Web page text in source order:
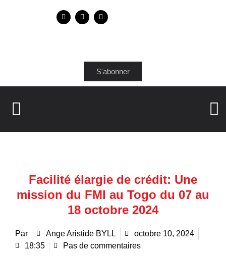
S'abonner
Facilité élargie de crédit: Une
mission du FMI au Togo du 07 au
18 octobre 2024
Par Ange Aristide BYLL
octobre 10, 2024
18:35
Pas de commentaires